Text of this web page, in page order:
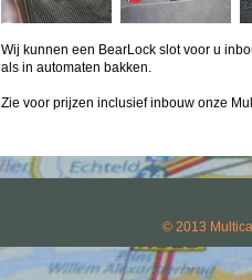
Wij kunnen een BearLock slot voor u
als in automaten bakken.
Zie voor prijzen inclusief inbouw onze
© 2013